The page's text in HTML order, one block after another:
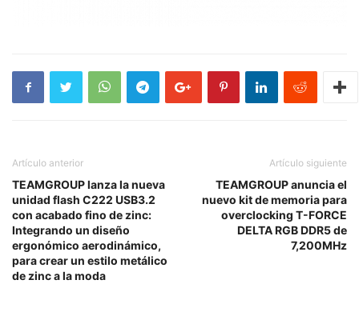
Artículo anterior
TEAMGROUP lanza la nueva
unidad flash C222 USB3.2
con acabado fino de zinc:
Integrando un diseño
ergonómico aerodinámico,
para crear un estilo metálico
de zinc a la moda
Artículo siguiente
TEAMGROUP anuncia el
nuevo kit de memoria para
overclocking T-FORCE
DELTA RGB DDR5 de
7,200MHz